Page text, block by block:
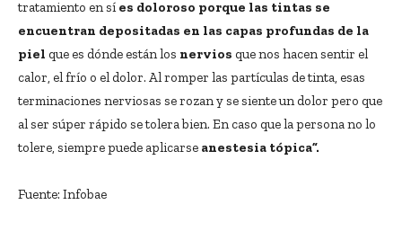
tratamiento en síes doloroso porque las tintas se
encuentran depositadas en las capas profundas de la
piel que es dónde están los nervios que nos hacen sentir el
calor, el frío o el dolor. Al romper las partículas de tinta, esas
terminaciones nerviosas se rozan y se siente un dolor pero que
al ser súper rápido se tolera bien. En caso que la persona no lo
tolere, siempre puede aplicarse anestesia tópica”.
Fuente: Infobae